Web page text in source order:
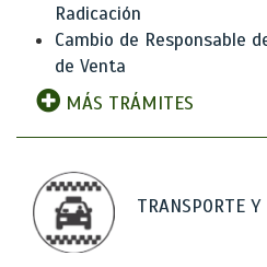
Radicación
Cambio de Responsable
de Venta
MÁS TRÁMITES
TRANSPORTE